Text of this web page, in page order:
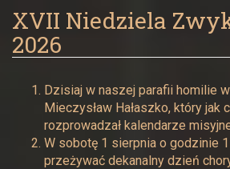
XVII Niedziela
2026
Dzisiaj w naszej parafii homilie
Mieczysław Hałaszko, który jak
rozprowadzał kalendarze
W sobotę 1 sierpnia o godzinie
przeżywać dekanalny dzień